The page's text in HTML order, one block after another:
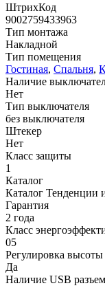
ШтрихКод
9002759433963
Тип монтажа
Накладной
Тип помещения
Гостиная, Спальня,
Наличие
Нет
Тип выключателя
без выключателя
Штекер
Нет
Класс защиты
1
Каталог
Каталог Тенденции
Гарантия
2 года
Класс
05
Регулировка высоты
Да
Наличие USB